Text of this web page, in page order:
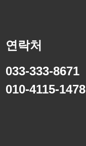
연락처
033-333-8671
010-4115-1478